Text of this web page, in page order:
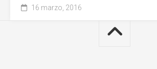
16 marzo, 2016